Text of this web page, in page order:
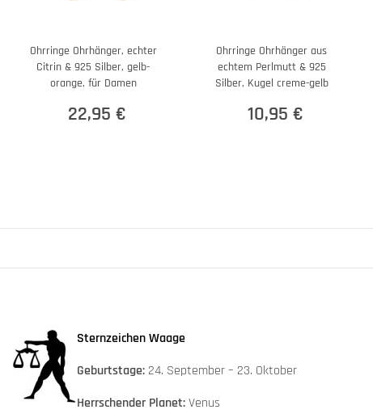
Ohrringe Ohrhänger, echter
Citrin & 925 Silber, gelb-
orange, für Damen
22,95 €
Ohrringe Ohrhänger aus
echtem Perlmutt & 925
Silber, Kugel creme-gelb
10,95 €
Sternzeichen Waage
Geburtstage: 24. September – 23. Oktober
Herrschender Planet:Venus